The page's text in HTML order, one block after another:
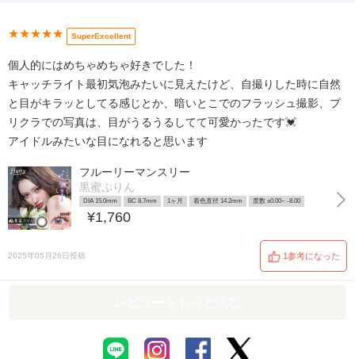
★★★★★ SuperExcellent
個人的にはめちゃめちゃ好きでした！
キャッチライト最初気泡みたいに見えたけど、自撮りした時に自然
と目がキラッとしてる感じとか、暗いとこでのフラッシュ撮影、プ
リクラでの写真は、目がうるうるしてて可愛かったです💓
アイドルみたいな目になれると思います
フルーリーマンスリー
黒蜜ぷりん
DIA 15.0mm BC 8.7mm 1ヶ月 着色直径 14.2mm 度数 ±0.00~ -8.00
¥1,760
2025年05月26日投稿 1参考になった